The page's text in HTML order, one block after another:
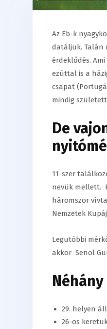
Az Eb-k
datáljuk. Talán
érdeklődés.
ezúttal is a
csapat
mindig
De
11-szer
nevük mellett.
háromszor
Nemzetek
Legutóbbi
akkor Senol
29. helyen
26-os